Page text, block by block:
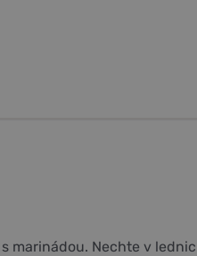
marinádou. Nechte v